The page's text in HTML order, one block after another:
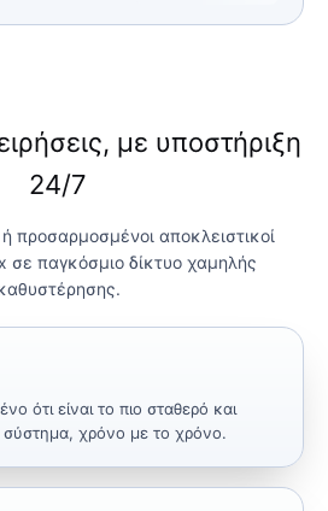
με υποστήριξη
24/7
προσαρμοσμένοι αποκλειστικοί
σε παγκόσμιο δίκτυο χαμηλής
ότι είναι το πιο σταθερό και
σύστημα, χρόνο με το χρόνο.